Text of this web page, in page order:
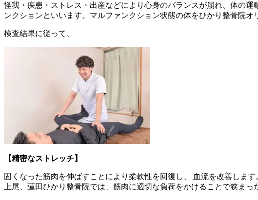
怪我・疾患・ストレス・出産などにより心身のバランスが崩れ、体の
ンクションといいます。マルファンクション状態の体をひかり整骨院オ
検査結果に従って、
【精密なストレッチ】
固くなった筋肉を伸ばすことにより柔軟性を回復し、 血流を改善します
上尾、蓮田ひかり整骨院では、筋肉に適切な負荷をかけることで狭まっ